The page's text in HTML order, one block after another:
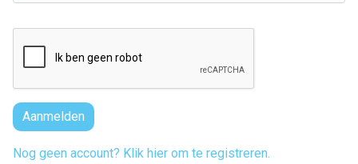
Aanmelden
Nog geen account? Klik hier om te registreren.